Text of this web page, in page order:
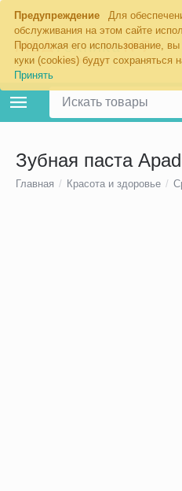
Предупреждение
Для
обслуживания на этом сайте
Продолжая его использование,
куки (cookies) будут сохраняться
Принять
Зубная паста
Главная / Красота и здоровье /